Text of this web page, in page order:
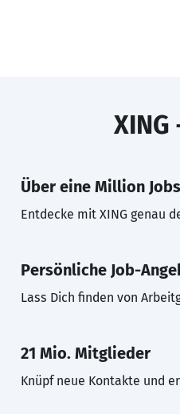
Über eine Million Jobs
Entdecke mit XING genau
Persönliche Job-
Lass Dich finden von
21 Mio. Mitglieder
Knüpf neue Kontakte und